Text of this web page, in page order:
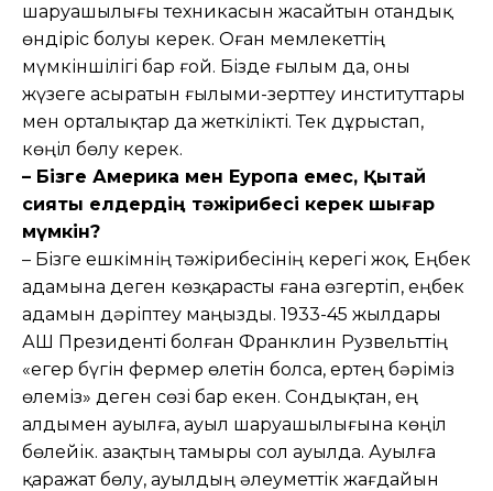
шаруашылығы техникасын жасайтын отандық
өндіріс болуы керек. Оған мемлекеттің
мүмкіншілігі бар ғой. Бізде ғылым да, оны
жүзеге асыратын ғылыми-зерттеу институттары
мен орталықтар да жеткілікті. Тек дұрыстап,
көңіл бөлу керек.
– Бізге Америка мен Еуропа емес, Қытай
сияқты елдердің тәжірибесі керек шығар
мүмкін?
– Бізге ешкімнің тәжірибесінің керегі жоқ. Еңбек
адамына деген көзқарасты ғана өзгертіп, еңбек
адамын дәріптеу маңызды. 1933-45 жылдары
АҚШ Президенті болған Франклин Рузвельттің
«егер бүгін фермер өлетін болса, ертең бәріміз
өлеміз» деген сөзі бар екен. Сондықтан, ең
алдымен ауылға, ауыл шаруашылығына көңіл
бөлейік. Қазақтың тамыры сол ауылда. Ауылға
қаражат бөлу, ауылдың әлеуметтік жағдайын